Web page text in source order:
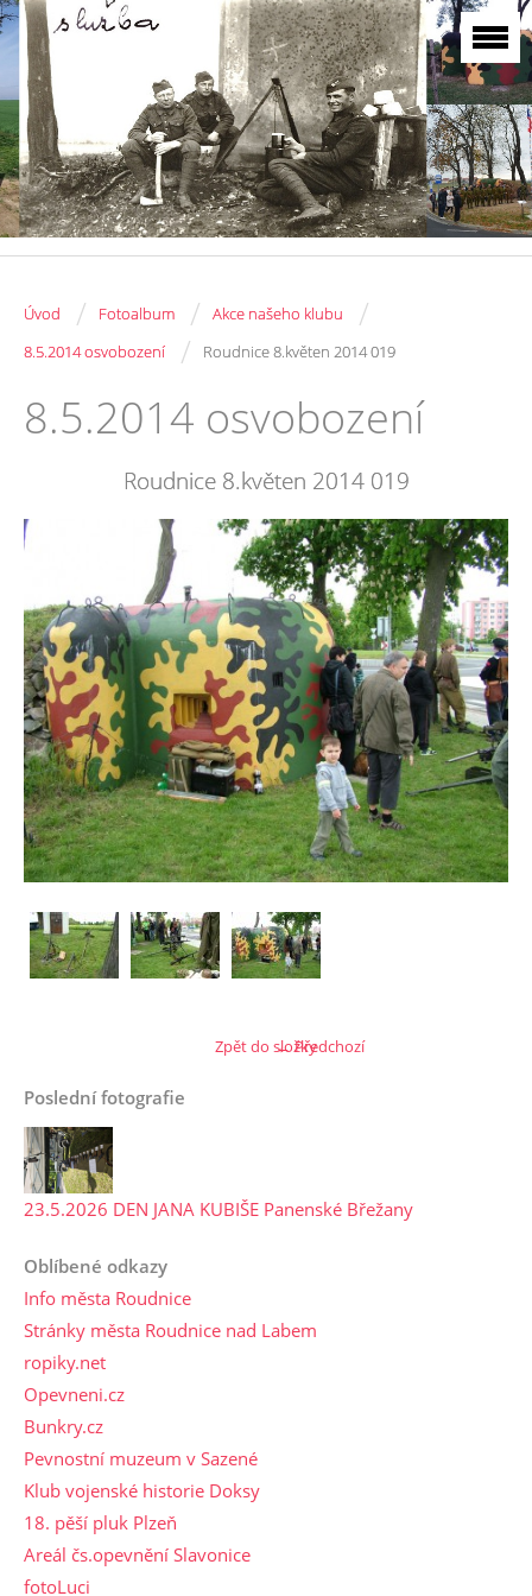
Úvod / Fotoalbum / Akce našeho klubu /
8.5.2014 osvobození / Roudnice 8.květen 2014 019
8.5.2014 osvobození
Roudnice 8.květen 2014 019
← Předchozí
Zpět do složky
Poslední fotografie
23.5.2026 DEN JANA KUBIŠE Panenské Břežany
Oblíbené odkazy
Info města Roudnice
Stránky města Roudnice nad Labem
ropiky.net
Opevneni.cz
Bunkry.cz
Pevnostní muzeum v Sazené
Klub vojenské historie Doksy
18. pěší pluk Plzeň
Areál čs.opevnění Slavonice
fotoLuci